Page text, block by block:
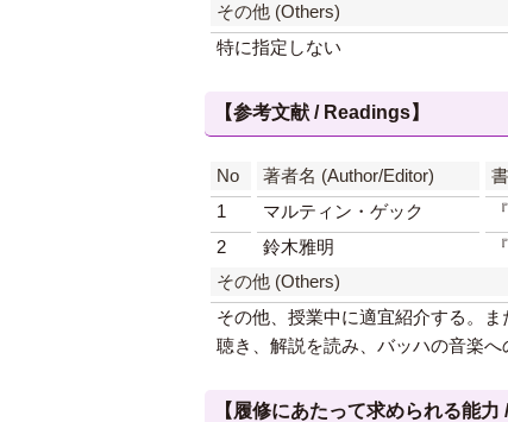
その他 (Others)
特に指定しない
【参考文献 / Readings】
No 著者名 (Author/Editor)
1
マルティン・ゲック
2
鈴木雅明
その他 (Others)
その他、授業中に適宜紹介する。
聴き、解説を読み、バッハの音楽へ
【履修にあたって求められる能